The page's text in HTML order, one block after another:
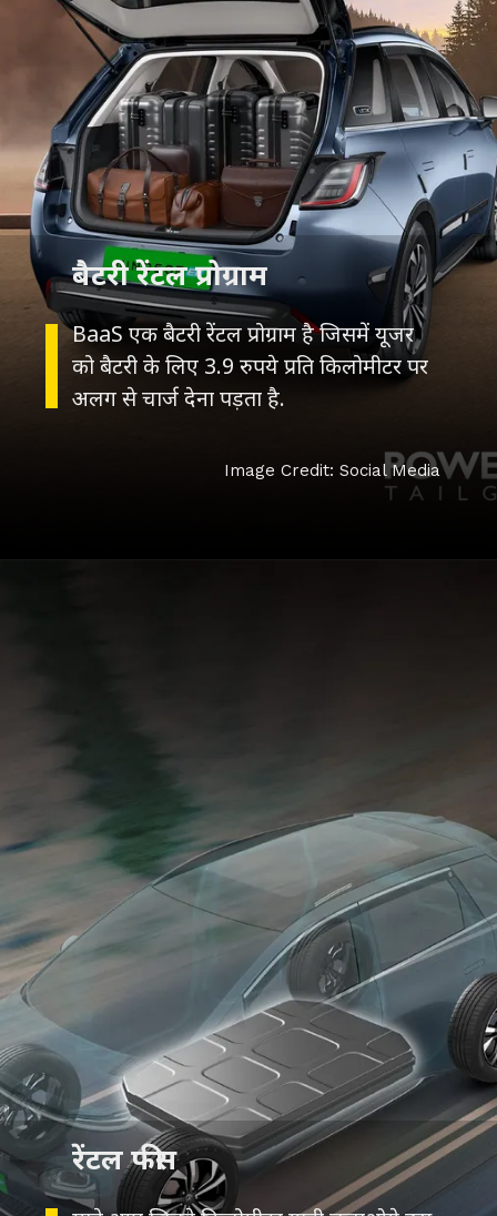
BaaS एक बैटरी रेंटल प्रोग्राम है जिसमें यूजर
को बैटरी के लिए 3.9 रुपये प्रति किलोमीटर पर
अलग से चार्ज देना पड़ता है.
बैटरी रेंटल प्रोग्राम
Image Credit: Social Media
रेंटल फीस